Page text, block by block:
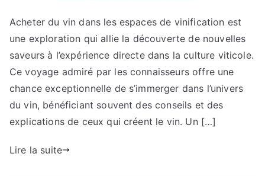
quête
du
connaisseur
:
fascinant
d’exploration
Acheter du vin dans les espaces de vinification est
une exploration qui allie la découverte de nouvelles
saveurs à l’expérience directe dans la culture viticole.
Ce voyage admiré par les connaisseurs offre une
chance exceptionnelle de s’immerger dans l’univers
du vin, bénéficiant souvent des conseils et des
explications de ceux qui créent le vin. Un […]
Lire la suite